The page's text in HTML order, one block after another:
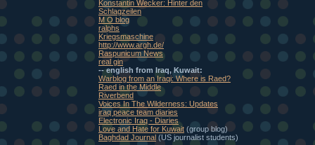
Konstantin Wecker: Hinter den
Schlagzeilen
M O blog
ralphs
Kriegsmaschine
http://www.argh.de/
Raspunicum News
real gin
-- english from Iraq, Kuwait:
Warblog from an Iraqi: Where is Raed?
Raed in the Middle
Riverbend
Voices In The Wilderness: Updates
iraq peace team diaries
Electronic Iraq - Diaries
Love and Hate for Kuwait (group blog)
Baghdad Journal (US journalist students)